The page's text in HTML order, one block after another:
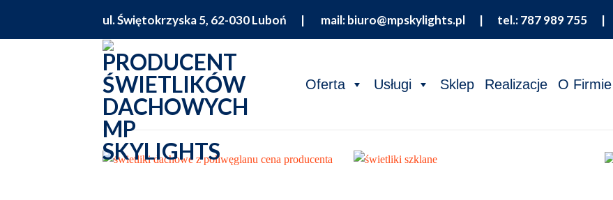
content
ul. Świętokrzyska 5, 62-030 Luboń | mail: biuro@mpskylights.pl | tel.: 787 989 755 |
Oferta Usługi Sklep Realizacje O Firmie